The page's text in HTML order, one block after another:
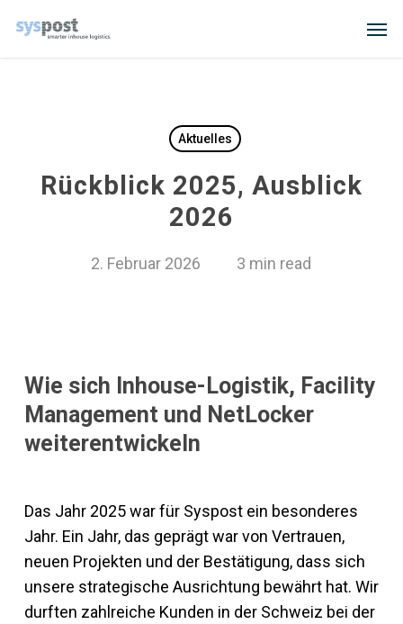
Aktuelles
Rückblick 2025, Ausblick
2026
2. Februar 2026 3 min read
Wie sich Inhouse-Logistik, Facility
Management und NetLocker
weiterentwickeln
Das Jahr 2025 war für Syspost ein besonderes
Jahr. Ein Jahr, das geprägt war von Vertrauen,
neuen Projekten und der Bestätigung, dass sich
unsere strategische Ausrichtung bewährt hat. Wir
durften zahlreiche Kunden in der Schweiz bei der